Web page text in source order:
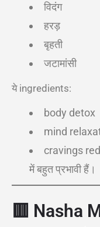
विदंग
हरड़
बृहती
जटामांसी
ये ingredients:
body detox
mind
cravings
में बहुत प्रभावी हैं।
🟥 Nasha